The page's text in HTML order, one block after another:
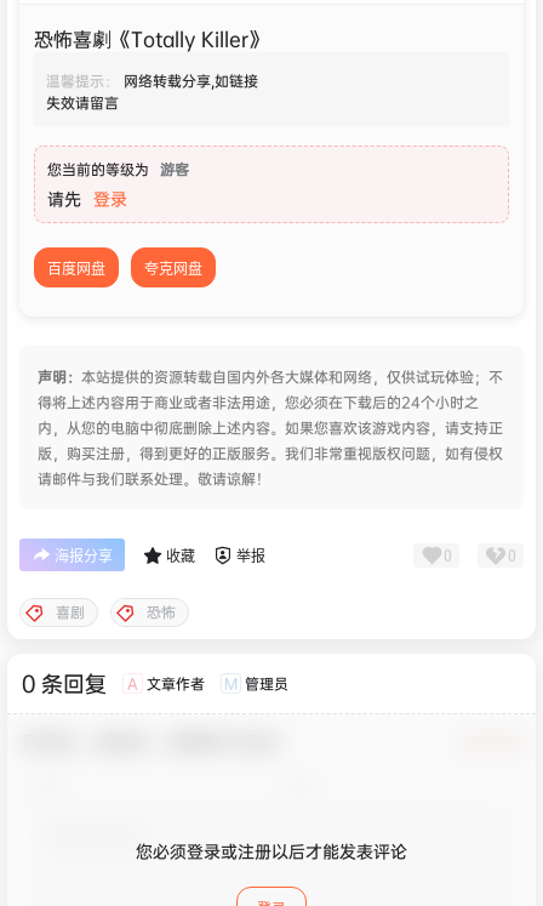
恐怖喜劇《Totally Killer》
温馨提示：
网络转载分享,如链接
失效请留言
您当前的等级为 游客
请先 登录
百度网盘 夸克网盘
声明： 本站提供的资源转载自国内外各大媒体和网络，仅供试玩体验；不
得将上述内容用于商业或者非法用途，您必须在下载后的24个小时之
内，从您的电脑中彻底删除上述内容。如果您喜欢该游戏内容，请支持正
版，购买注册，得到更好的正版服务。我们非常重视版权问题，如有侵权
请邮件与我们联系处理。敬请谅解！
海报分享 收藏 举报 0 0
喜剧 恐怖
0 条回复 A 文章作者 M 管理员
您必须登录或注册以后才能发表评论